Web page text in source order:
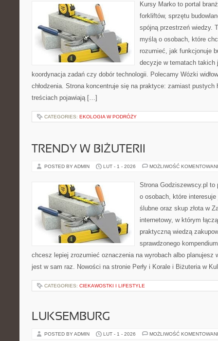
Kursy Marko to portal
forkliftów, sprzętu
spójną przestrzeń wiedzy.
myślą o osobach, które
rozumieć, jak funkcjonuje
decyzje w tematach
koordynacja zadań czy dobór technologii. Polecamy Wózki
chłodzenia. Strona koncentruje się na praktyce: zamiast pustych
treściach pojawiają […]
CATEGORIES: EKOLOGIA W PODRÓŻY
TRENDY W BIŻUTERII
POSTED BY ADMIN LUT - 1 - 2026 MOŻLIWOŚĆ
Strona Godziszewscy.pl to
o osobach, które
ślubne oraz skup złota w
internetowy, w którym
praktyczną wiedzą
sprawdzonego
chcesz lepiej zrozumieć oznaczenia na wyrobach albo planujesz
jest w sam raz. Nowości na stronie Perły i Korale i Biżuteria w
CATEGORIES: CIEKAWOSTKI I LIFESTYLE
LUKSEMBURG
POSTED BY ADMIN LUT - 1 - 2026 MOŻLIWOŚĆ